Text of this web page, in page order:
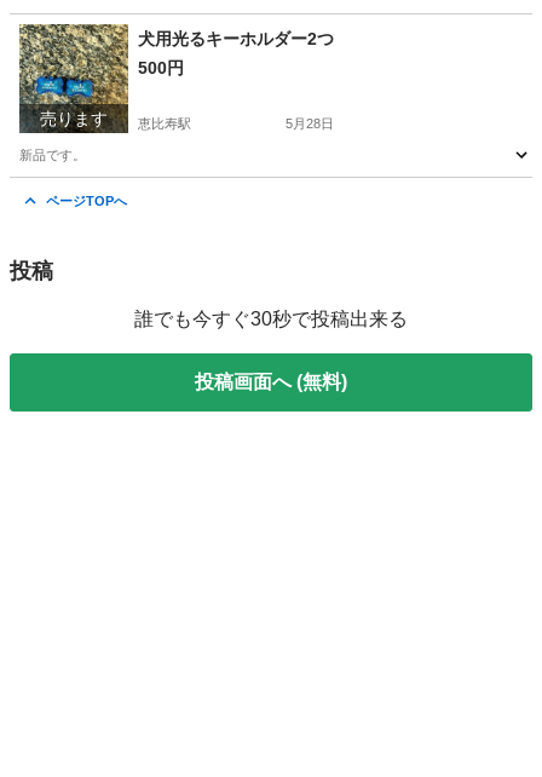
東京 渋谷区 恵比寿駅 その他
売ります
犬用光るキーホルダー2つ
500円
恵比寿駅 5月28日
新品です。
ページTOPへ
投稿
誰でも今すぐ30秒で投稿出来る
投稿画面へ (無料)